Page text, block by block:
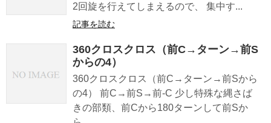
2回旋を行えてしまえるので、 集中す...
記事を読む
360クロスクロス（前C→ターン→前S
からの4）
360クロスクロス（前C→ターン→前Sから
の4） 前C→前S→前-C 少し特殊な縄さば
きの部類、前Cから180ターンして前Sか